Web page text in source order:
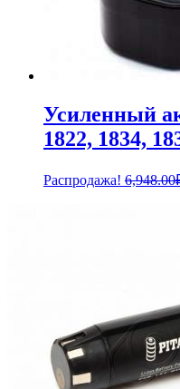
Усиленный
1822, 1834,
Распродажа! 6,948.00